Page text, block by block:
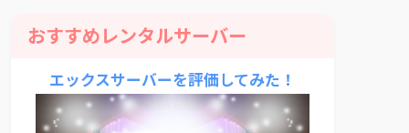
おすすめレンタルサーバー
エックスサーバーを評価してみた！